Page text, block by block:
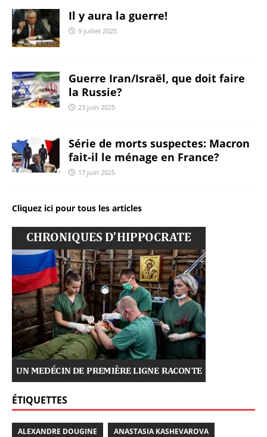
Il y aura la guerre!
9 juillet 2025
Guerre Iran/Israël, que doit faire
la Russie?
23 juin 2025
Série de morts suspectes: Macron
fait-il le ménage en France?
17 juin 2025
Cliquez ici pour tous les articles
ÉTIQUETTES
ALEXANDRE DOUGINE ANASTASIA KASHEVAROVA